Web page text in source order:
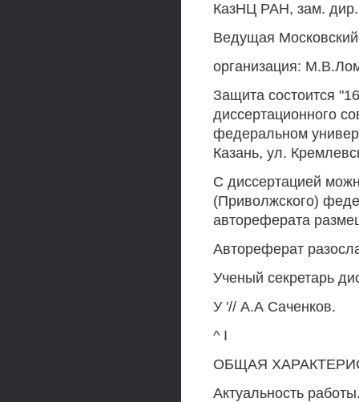
КазНЦ РАН, зам. дир.
Ведущая Московский
организация:
Защита состоится
диссертационного
федеральном
Казань, ул.
С диссертацией
(Приволжского)
автореферата
Автореферат
Ученый секретарь
У '// А.А Саченков.
^ I
ОБЩАЯ
Актуальность